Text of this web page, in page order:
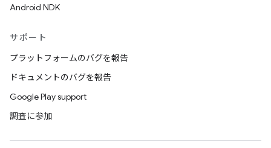
Android NDK
サポート
プラットフォームのバグを報告
ドキュメントのバグを報告
Google Play support
調査に参加